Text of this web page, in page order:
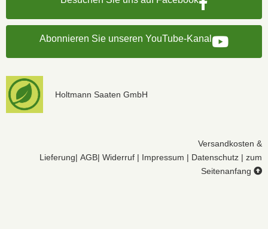
Abonnieren Sie unseren YouTube-Kanal
Holtmann Saaten GmbH
Versandkosten &
Lieferung| AGB| Widerruf | Impressum | Datenschutz | zum
Seitenanfang